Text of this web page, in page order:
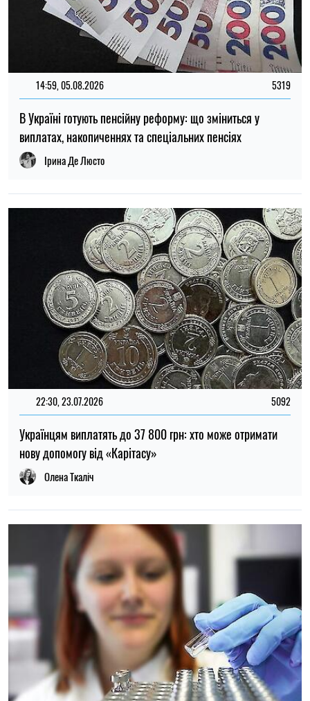
14:59, 05.08.2026 5319
В Україні готують пенсійну реформу: що зміниться у
виплатах, накопиченнях та спеціальних пенсіях
Ірина Де Люсто
22:30, 23.07.2026 5092
Українцям виплатять до 37 800 грн: хто може отримати
нову допомогу від «Карітасу»
Олена Ткаліч